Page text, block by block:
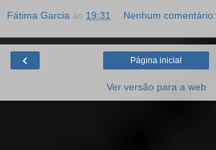
Fátima Garcia às 19:31 Nenhum comentário:
‹ Página inicial
Ver versão para a web